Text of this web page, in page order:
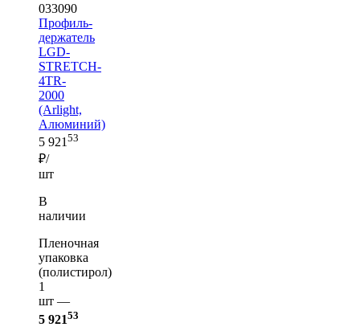
033090
Профиль-
держатель
LGD-
STRETCH-
4TR-
2000
(Arlight,
Алюминий)
5 921 53
₽/
шт
В
наличии
Пленочная
упаковка
(полистирол)
1
шт —
5 92153